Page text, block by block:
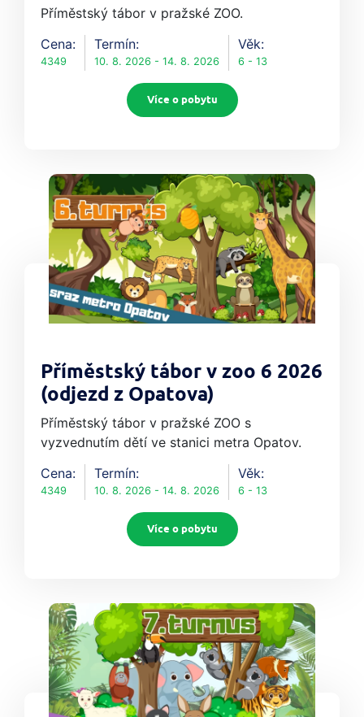
Příměstský tábor v pražské ZOO.
Cena:
4349
Termín:
10. 8. 2026 - 14. 8. 2026
Věk:
6 - 13
Více o pobytu
Příměstský tábor v zoo 6 2026
(odjezd z Opatova)
Příměstský tábor v pražské ZOO s
vyzvednutím dětí ve stanici metra Opatov.
Cena:
4349
Termín:
10. 8. 2026 - 14. 8. 2026
Věk:
6 - 13
Více o pobytu